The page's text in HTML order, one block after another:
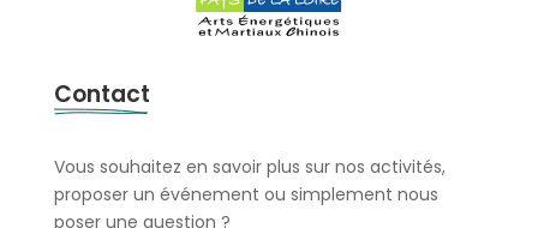
Contact
Vous souhaitez en savoir plus sur nos activités,
proposer un événement ou simplement nous
poser une question ?